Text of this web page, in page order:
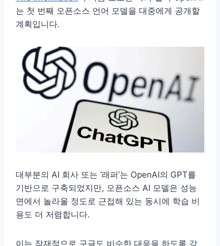
는 첫 번째 오픈소스 언어 모델을 대중에게 공개할
계획입니다.
대부분의 AI 회사 또는 ‘래퍼’는 OpenAI의 GPT를
기반으로 구축되었지만, 오픈소스 AI 모델은 성능
면에서 놀라울 정도로 근접해 있는 동시에 학습 비
용도 더 저렴합니다.
이는 잠재적으로 구글도 비슷한 대응을 하도록 강